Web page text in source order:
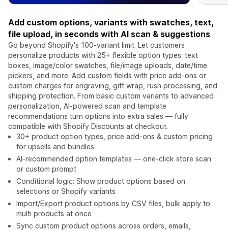
Add custom options, variants with swatches, text,
file upload, in seconds with AI scan & suggestions
Go beyond Shopify's 100-variant limit. Let customers
personalize products with 25+ flexible option types: text
boxes, image/color swatches, file/image uploads, date/time
pickers, and more. Add custom fields with price add-ons or
custom charges for engraving, gift wrap, rush processing, and
shipping protection. From basic custom variants to advanced
personalization, AI-powered scan and template
recommendations turn options into extra sales — fully
compatible with Shopify Discounts at checkout.
30+ product option types, price add-ons & custom pricing
for upsells and bundles
AI-recommended option templates — one-click store scan
or custom prompt
Conditional logic: Show product options based on
selections or Shopify variants
Import/Export product options by CSV files, bulk apply to
multi products at once
Sync custom product options across orders, emails,